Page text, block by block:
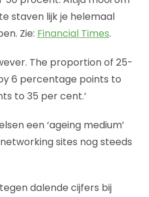
staven lijk je helemaal
Zie: Financial Times.
The proportion of 25-
6 percentage points to
to 35 per cent.’
een ‘ageing medium’
sites nog steeds
dalende cijfers bij